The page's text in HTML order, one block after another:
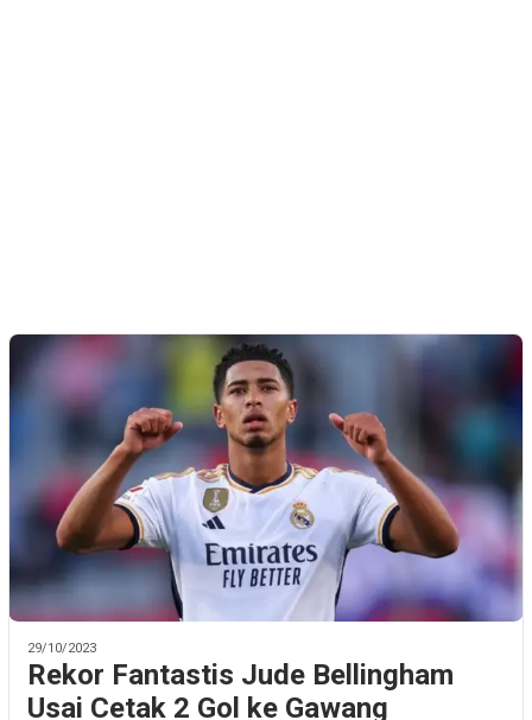
29/10/2023
Rekor Fantastis Jude Bellingham
Usai Cetak 2 Gol ke Gawang